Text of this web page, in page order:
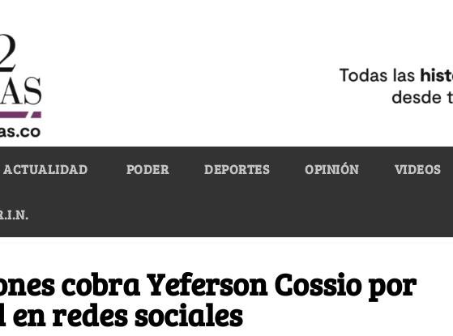
ACTUALIDAD PODER DEPORTES OPINIÓN VIDEOS
cobra Yeferson Cossio por
redes sociales